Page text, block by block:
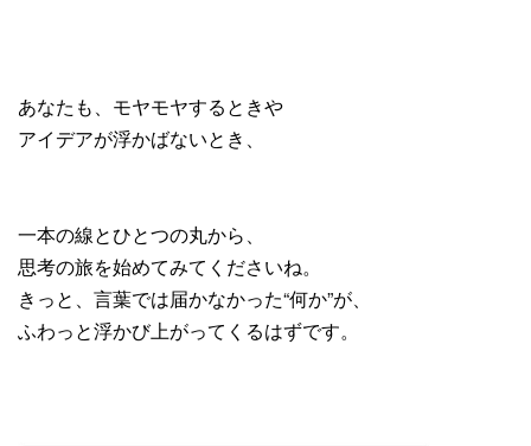
あなたも、モヤモヤするときや
アイデアが浮かばないとき、
一本の線とひとつの丸から、
思考の旅を始めてみてくださいね。
きっと、言葉では届かなかった“何か”が、
ふわっと浮かび上がってくるはずです。